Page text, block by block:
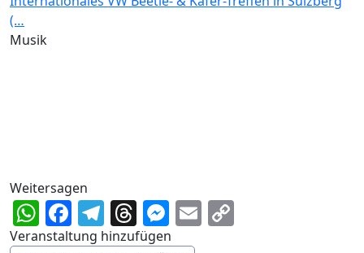
(…
Musik
Weitersagen
WhatsApp
Facebook
Telegram
Threads
Messenger
Email
Veranstaltung hinzufügen